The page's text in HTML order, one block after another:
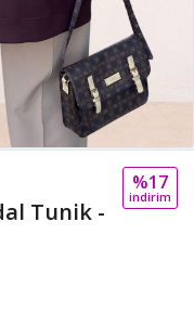
Tunik -
%17
i̇ndi̇ri̇m